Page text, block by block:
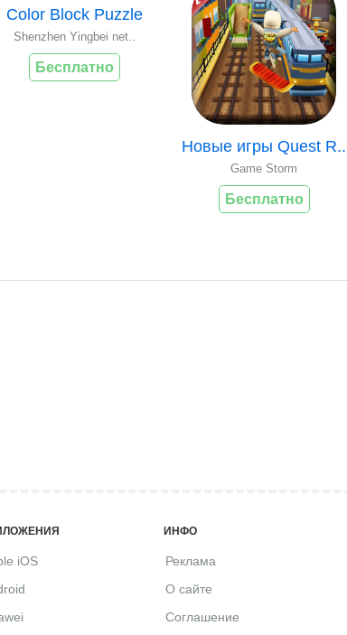
Color Block Puzzle
Shenzhen Yingbei net..
Бесплатно
Новые игры Quest R..
Game Storm
Бесплатно
iOS
ИНФО
Реклама
О сайте
Соглашение